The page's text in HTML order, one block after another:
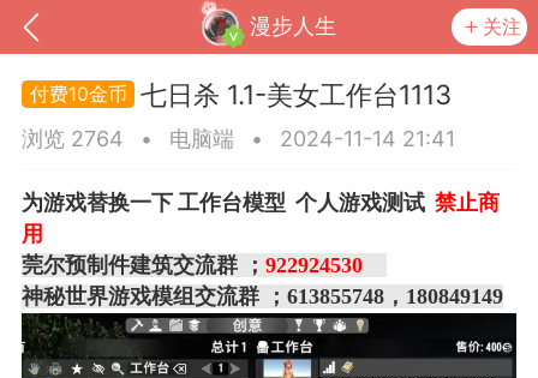
漫步人生 关注
10金币 七日杀 1.1-美女工作台1113
浏览 2764 • 电脑端 • 2024-11-14 21:41
为游戏替换一下 工作台模型 个人游戏测试 禁止商
用
莞尔预制件建筑交流群 ； 922924530
神秘世界游戏模组交流群 ；613855748，180849149